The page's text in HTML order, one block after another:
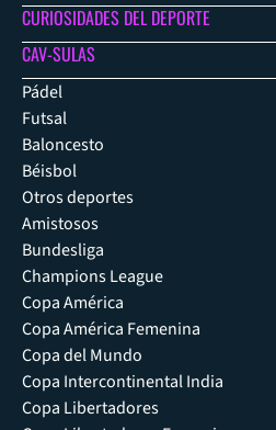
CURIOSIDADES DEL DEPORTE
CAV-SULAS
Pádel
Futsal
Baloncesto
Béisbol
Otros deportes
Amistosos
Bundesliga
Champions League
Copa América
Copa América Femenina
Copa del Mundo
Copa Intercontinental India
Copa Libertadores